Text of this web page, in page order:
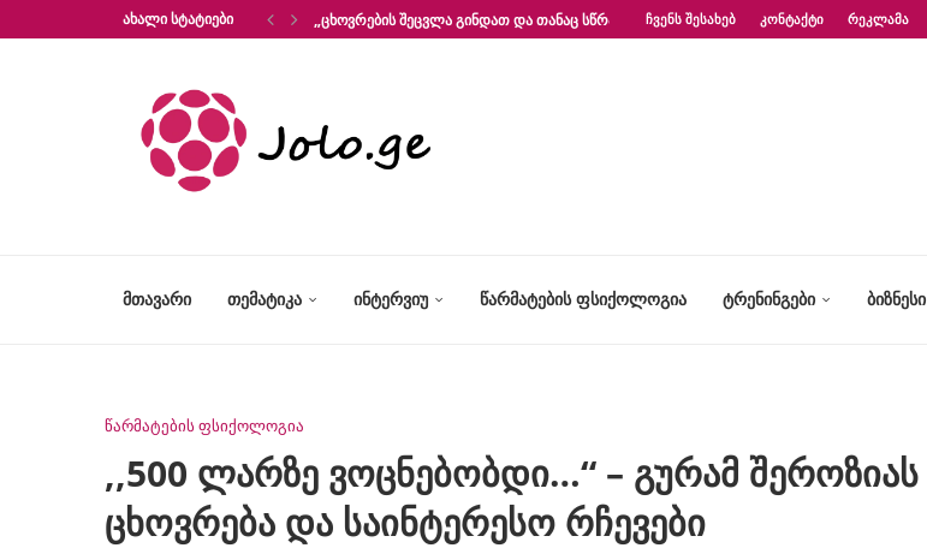
ᲐᲮᲐᲚᲘ ᲡᲢᲐᲢᲘᲔᲑᲘ „ᲪᲮᲝᲕᲠᲔᲑᲘᲡ ᲨᲔᲪᲕᲚᲐ ᲒᲘᲜᲓᲐᲗ ᲓᲐ ᲗᲐᲜᲐᲪ ᲡᲬᲠᲐᲤᲐᲓ?“ – ᲤᲡᲘᲥᲝᲚᲝᲒᲘᲡ...
ᲩᲕᲔᲜᲡ ᲨᲔᲡᲐᲮᲔᲑ ᲙᲝᲜᲢᲐᲥᲢᲘ ᲠᲔᲙᲚᲐᲛᲐ
ᲛᲗᲐᲕᲐᲠᲘ ᲗᲔᲛᲐᲢᲘᲙᲐ ᲘᲜᲢᲔᲠᲕᲘᲣ ᲬᲐᲠᲛᲐᲢᲔᲑᲘᲡ ᲤᲡᲘᲥᲝᲚᲝᲒᲘᲐ ᲢᲠᲔᲜᲘᲜᲒᲔᲑᲘ ᲑᲘᲖᲜᲔᲡᲘ
წარმატების ფსიქოლოგია
,,500 ლარზე ვოცნებობდი…“ – გურამ შეროზიას
ცხოვრება და საინტერესო რჩევები